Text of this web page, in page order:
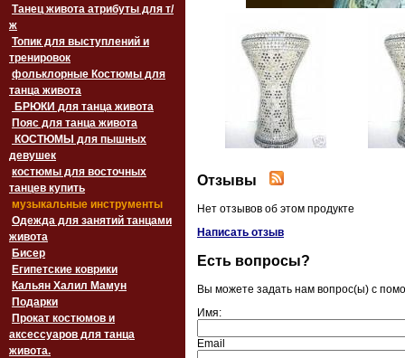
Танец живота атрибуты для т/
ж
Топик для выступлений и
тренировок
фольклорные Костюмы для
танца живота
БРЮКИ для танца живота
Пояс для танца живота
девушек
костюмы для восточных
танцев купить
музыкальные инструменты
Одежда для занятий танцами
живота
Бисер
Египетские коврики
Кальян Халил Мамун
Подарки
Прокат костюмов и
аксессуаров для танца
живота.
Отзывы
Нет отзывов об этом продукте
Написать отзыв
Есть вопросы?
Вы можете задать нам вопрос(ы) с
Имя:
Email